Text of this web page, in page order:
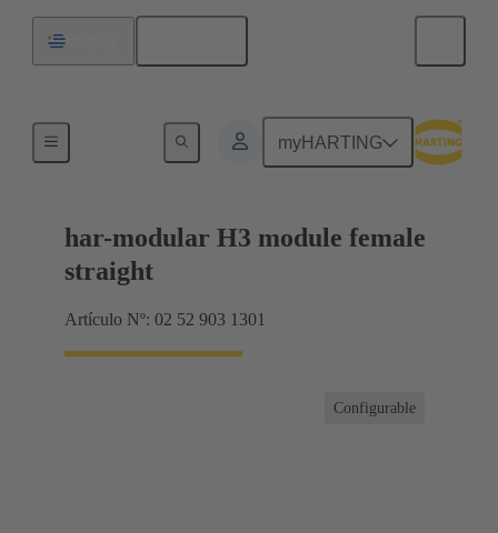
myHARTING
Terminación de placa madre a tarjeta hija
har-modular H3 module female
straight
Artículo Nº: 02 52 903 1301
Configurable